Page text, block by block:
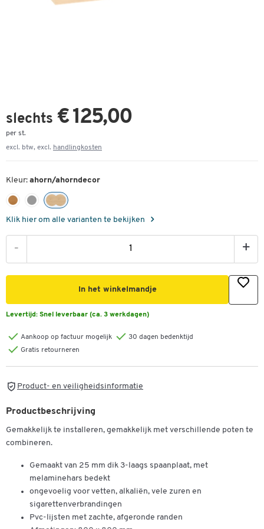
slechts € 125,00
per st.
excl. btw, excl. handlingkosten
Kleur: ahorn/ahorndecor
Klik hier om alle varianten te bekijken
- +
In het winkelmandje
Levertijd: Snel leverbaar (ca. 3 werkdagen)
Aankoop op factuur mogelijk
30 dagen bedenktijd
Gratis retourneren
Product- en veiligheidsinformatie
Productbeschrijving
Gemakkelijk te installeren, gemakkelijk met verschillende poten te
combineren.
Gemaakt van 25 mm dik 3-laags spaanplaat, met
melaminehars bedekt
ongevoelig voor vetten, alkaliën, vele zuren en
sigarettenverbrandingen
Pvc-lijsten met zachte, afgeronde randen